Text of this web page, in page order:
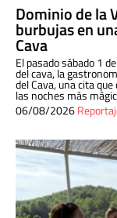
Dominio de la
burbujas en
Cava
El pasado sábado 1
del cava, la
del Cava, una cita
las noches más
06/08/2026